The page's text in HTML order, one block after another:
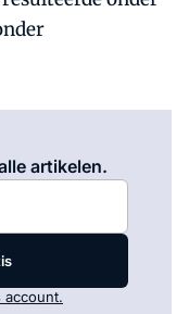
artikelen.
account.